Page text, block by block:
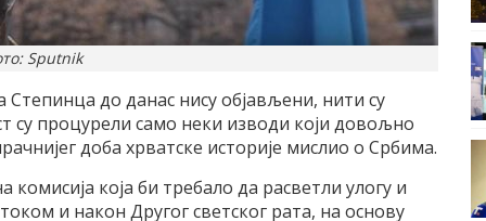
Sputnik
Степинца до данас нису објављени, нити су
су процурели само неки изводи који довољно
доба хрватске историје мислио о Србима.
која би требало да расветли улогу и
и након Другог светског рата, на основу